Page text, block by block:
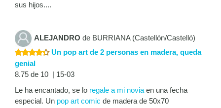
sus hijos....
ALEJANDRO de BURRIANA (Castellón/Castelló)
Un pop art de 2 personas en madera, queda
genial
8.75 de 10 | 15-03
Le ha encantado, se lo regale a mi novia en una fecha
especial. Un pop art comic de madera de 50x70